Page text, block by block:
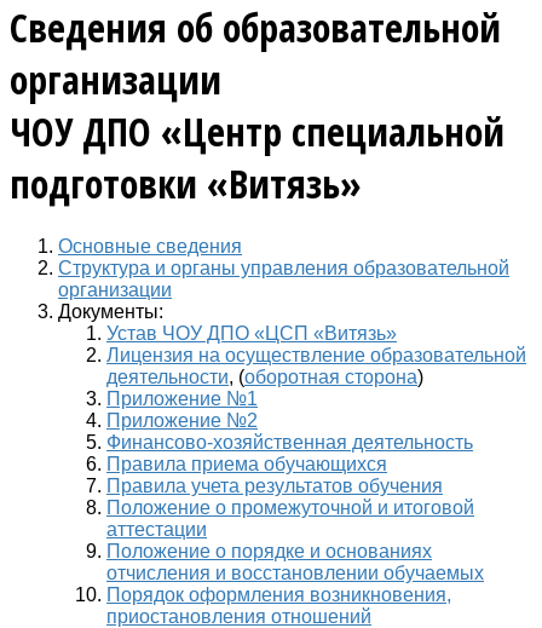
Сведения об образовательной
организации
ЧОУ ДПО «Центр специальной
подготовки «Витязь»
Основные сведения
Структура и органы управления образовательной
организации
Документы:
Устав ЧОУ ДПО «ЦСП «Витязь»
Лицензия на осуществление образовательной
деятельности, (оборотная сторона)
Приложение №1
Приложение №2
Финансово-хозяйственная деятельность
Правила приема обучающихся
Правила учета результатов обучения
Положение о промежуточной и итоговой
аттестации
Положение о порядке и основаниях
отчисления и восстановлении обучаемых
Порядок оформления возникновения,
приостановления отношений